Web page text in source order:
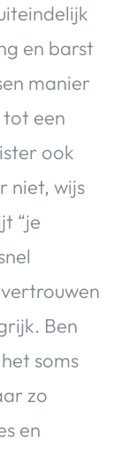
en barst
manier
een
ook
niet, wijs
“je
Ben
soms
zo
en